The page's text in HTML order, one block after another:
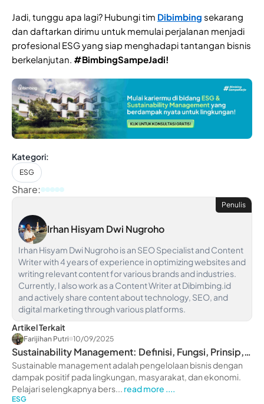
Jadi, tunggu apa lagi? Hubungi tim Dibimbing sekarang
dan daftarkan dirimu untuk memulai perjalanan menjadi
profesional ESG yang siap menghadapi tantangan bisnis
berkelanjutan. #BimbingSampeJadi!
Kategori:
ESG
Share:
Penulis
Irhan Hisyam Dwi Nugroho
Irhan Hisyam Dwi Nugroho is an SEO Specialist and Content
Writer with 4 years of experience in optimizing websites and
writing relevant content for various brands and industries.
Currently, I also work as a Content Writer at Dibimbing.id
and actively share content about technology, SEO, and
digital marketing through various platforms.
Artikel Terkait
Farijihan Putri 10/09/2025
Sustainability Management: Definisi, Fungsi, Prinsip,
hingga Strategi
Sustainable management adalah pengelolaan bisnis dengan
dampak positif pada lingkungan, masyarakat, dan ekonomi.
Pelajari selengkapnya bers... read more ....
ESG